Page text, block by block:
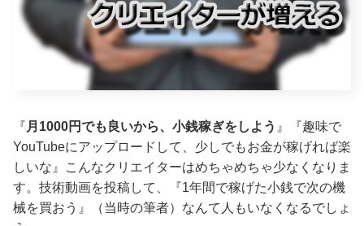
『 月1000円でも良いから、小銭稼ぎをしよう 』『趣味で
YouTubeにアップロードして、少しでもお金が稼げれば楽
しいな』こんなクリエイターはめちゃめちゃ少なくなりま
す。技術動画を投稿して、『1年間で稼げた小銭で次の機
械を買おう』（当時の筆者）なんて人もいなくなるでしょ